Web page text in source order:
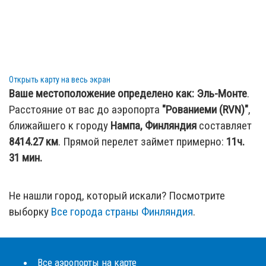
Открыть карту на весь экран
Ваше местоположение определено как: Эль-Монте.
Расстояние от вас до аэропорта "Рованиеми (RVN)",
ближайшего к городу Нампа, Финляндия составляет
8414.27км. Прямой перелет займет примерно: 11ч.
31 мин.
Не нашли город, который искали? Посмотрите
выборку Все города страны Финляндия.
Все аэропорты на карте